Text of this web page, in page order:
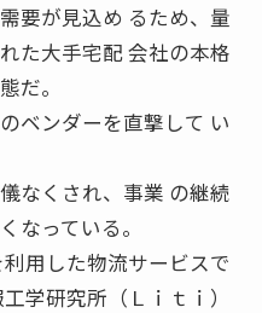
要が見込め るため、量
た大手宅配 会社の本格
だ。
ベンダーを直撃して い
なくされ、事業 の継続
なっている。
用した物流サービスで
学研究所（Ｌｉｔｉ）